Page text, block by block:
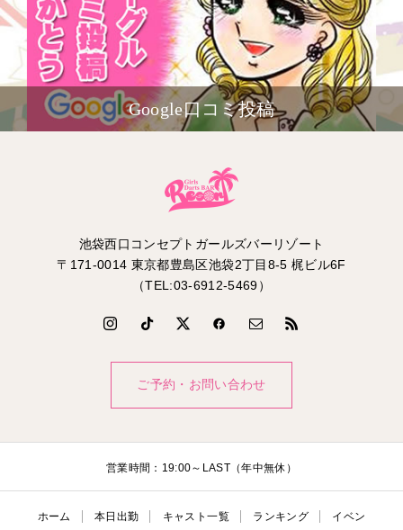
Google口コミ投稿
池袋西口コンセプトガールズバーリゾート
〒171-0014 東京都豊島区池袋2丁目8-5 梶ビル6F
（TEL:03-6912-5469）
ご予約・お問い合わせ
営業時間：19:00～LAST（年中無休）
ホーム 本日出勤 キャスト一覧 ランキング イベン